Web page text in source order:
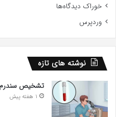
خوراک دیدگاه‌ها
وردپرس
نوشته های تازه
تشخیص سندرم
1 هفته پیش